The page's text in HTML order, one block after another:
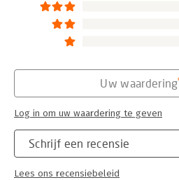
Schrijf een recensie
Lees ons recensiebeleid
Uw waardering
Log in om uw waardering te geven